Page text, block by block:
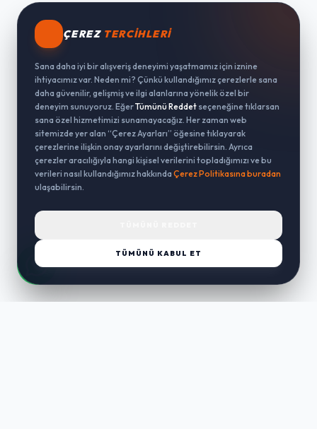
ÇEREZ TERCIHLERI
Sana daha iyi bir alışveriş deneyimi yaşatmamız için iznine
ihtiyacımız var. Neden mi? Çünkü kullandığımız çerezlerle sana
daha güvenilir, gelişmiş ve ilgi alanlarına yönelik özel bir
deneyim sunuyoruz. EğerTümünü Reddet seçeneğine tıklarsan
sana özel hizmetimizi sunamayacağız. Her zaman web
sitemizde yer alan “Çerez Ayarları” öğesine tıklayarak
çerezlerine ilişkin onay ayarlarını değiştirebilirsin. Ayrıca
çerezler aracılığıyla hangi kişisel verilerini topladığımızı ve bu
verileri nasıl kullandığımız hakkında Çerez Politikasına buradan
ulaşabilirsin.
TÜMÜNÜ KABUL ET